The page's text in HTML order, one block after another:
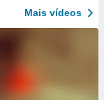
Mais vídeos